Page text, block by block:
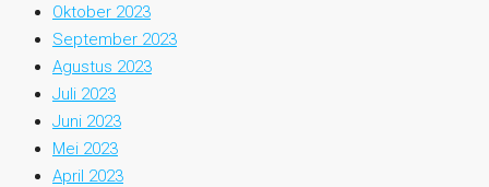
Oktober 2023
September 2023
Agustus 2023
Juli 2023
Juni 2023
Mei 2023
April 2023